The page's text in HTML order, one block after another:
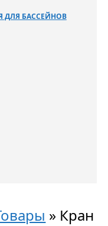
ДЛЯ БАССЕЙНОВ
» Кран